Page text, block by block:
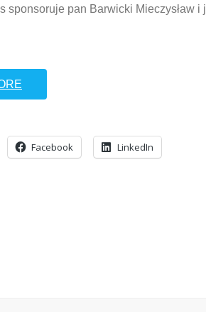
sponsoruje pan Barwicki Mieczysław i
Facebook LinkedIn